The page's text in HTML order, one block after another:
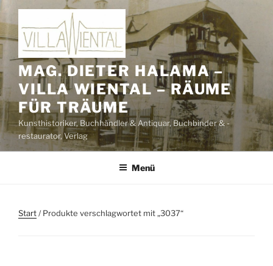
Zum
Inhalt
springen
MAG. DIETER HALAMA –
VILLA WIENTAL – RÄUME
FÜR TRÄUME
Kunsthistoriker, Buchhändler & Antiquar, Buchbinder & -
restaurator, Verlag
Menü
Start/ Produkte verschlagwortet mit „3037“